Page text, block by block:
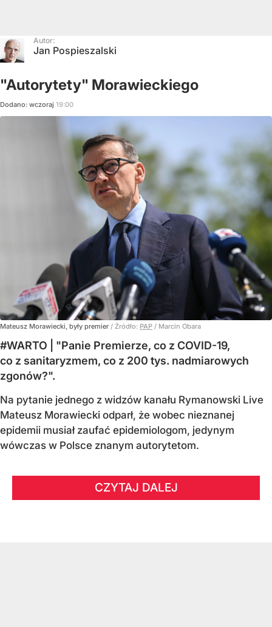
Autor:
Jan Pospieszalski
"Autorytety" Morawieckiego
Dodano: wczoraj 19:00
Mateusz Morawiecki, były premier / Źródło: PAP / Marcin Obara
#WARTO | "Panie Premierze, co z COVID-19,
co z sanitaryzmem, co z 200 tys. nadmiarowych
zgonów?".
Na pytanie jednego z widzów kanału Rymanowski Live
Mateusz Morawiecki odparł, że wobec nieznanej
epidemii musiał zaufać epidemiologom, jedynym
wówczas w Polsce znanym autorytetom.
CZYTAJ DALEJ